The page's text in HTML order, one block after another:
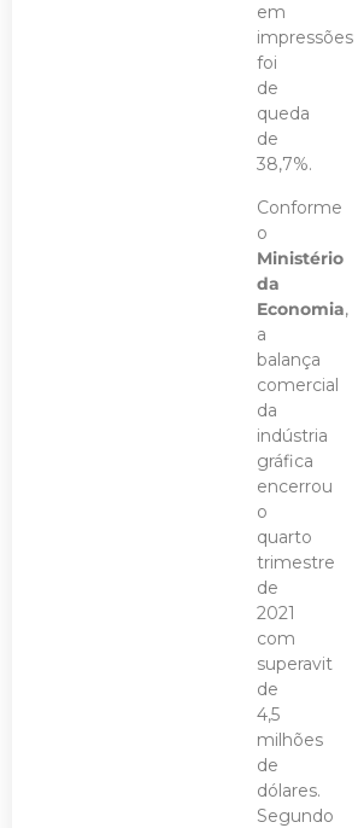
em
impressões
foi
de
queda
de
38,7%.
Conforme
o
Ministério
da
Economia,
a
balança
comercial
da
indústria
gráfica
encerrou
o
quarto
trimestre
de
2021
com
superavit
de
4,5
milhões
de
dólares.
Segundo